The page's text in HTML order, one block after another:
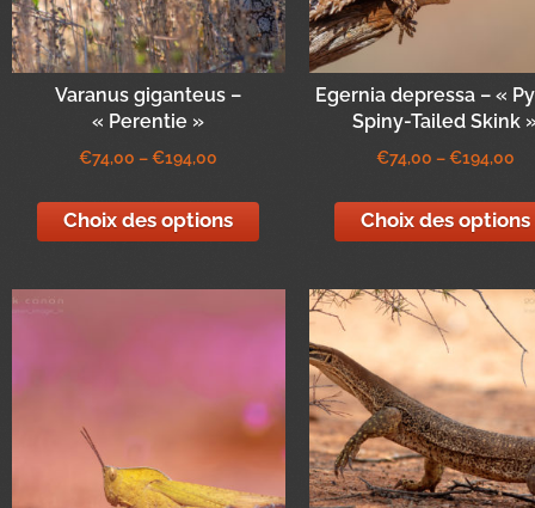
Varanus giganteus –
« Perentie »
€74,00 –€194,00
Choix des options
Egernia depressa – «
Spiny-Tailed Skink
€74,00 –€194,00
Choix des options